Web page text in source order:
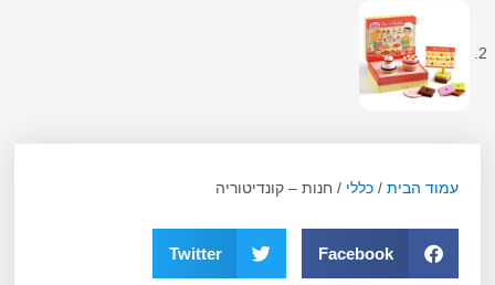
עמוד הבית /כללי / חנות – קונדיטוריה
Facebook
Twitter